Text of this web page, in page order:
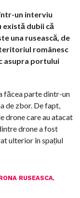
un interviu
există dubii că
una rusească, de
teritoriul românesc
asupra portului
făcea parte dintr-un
de zbor. De fapt,
drone care au atacat
drone a fost
ulterior în spațiul
RUSEASCA,